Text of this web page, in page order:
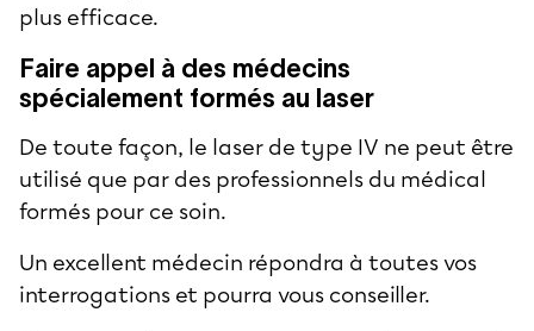
plus efficace.
Faire appel à des médecins
spécialement formés au laser
De toute façon, le laser de type IV ne peut être
utilisé que par des professionnels du médical
formés pour ce soin.
Un excellent médecin répondra à toutes vos
interrogations et pourra vous conseiller.